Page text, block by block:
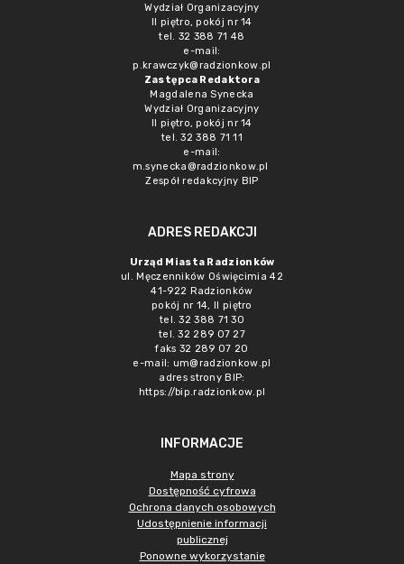
Wydział Organizacyjny
II piętro, pokój nr 14
tel. 32 388 71 48
e-mail:
p.krawczyk@radzionkow.pl
Zastępca Redaktora
Magdalena Synecka
Wydział Organizacyjny
II piętro, pokój nr 14
tel. 32 388 71 11
e-mail:
m.synecka@radzionkow.pl
Zespół redakcyjny BIP
ADRES REDAKCJI
Urząd Miasta Radzionków
ul. Męczenników Oświęcimia 42
41-922 Radzionków
pokój nr 14, II piętro
tel. 32 388 71 30
tel. 32 289 07 27
faks 32 289 07 20
e-mail: um@radzionkow.pl
adres strony BIP:
https://bip.radzionkow.pl
INFORMACJE
Mapa strony
Dostępność cyfrowa
Ochrona danych osobowych
Udostępnienie informacji
publicznej
Ponowne wykorzystanie